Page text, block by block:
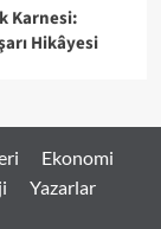
Karnesi:
Hikâyesi
Ekonomi
Yazarlar